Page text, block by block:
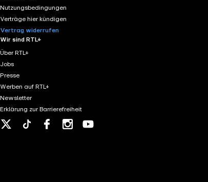
Nutzungsbedingungen
Verträge hier kündigen
Vertrag widerrufen
Wir sind RTL+
Über RTL+
Jobs
Presse
Werben auf RTL+
Newsletter
Erklärung zur Barrierefreiheit
Tiktok FacebookInstagram